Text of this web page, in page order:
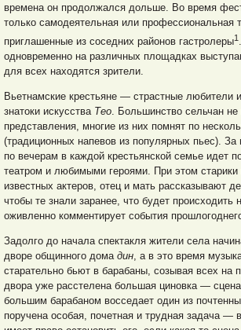
времена он продолжался дольше. Во время
только самодеятельная или профессиональная
приглашенные из соседних районов гастролеры1
одновременно на различных площадках
для всех находятся зрители.
Вьетнамские крестьяне — страстные любители
знатоки искусства Тео . Большинство сельчан
представления, многие из них помнят по
(традиционных напевов из популярных пьес).
по вечерам в каждой крестьянской семье идет
театром и любимыми героями. При этом
известных актеров, отец и мать рассказывают
чтобы те знали заранее, что будет
оживленно комментирует события
Задолго до начала спектакля жители села
дворе общинного дома дин , а в это время
старательно бьют в барабаны, созывая всех на
двора уже расстелена большая циновка —
большим барабаном восседает один из
поручена особая, почетная и трудная задача —